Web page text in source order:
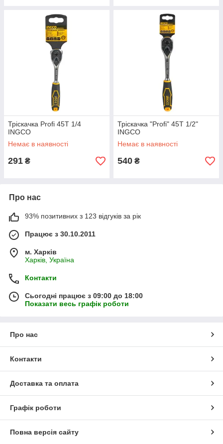
Тріскачка Profi 45T 1/4
INGCO
Немає в наявності
291 ₴
Тріскачка "Profi" 45T 1/2"
INGCO
Немає в наявності
540 ₴
Про нас
93% позитивних з 123 відгуків за рік
Працює з 30.10.2011
м. Харків
Харків, Україна
Контакти
Сьогодні працює з 09:00 до 18:00
Показати весь графік роботи
Про нас
Контакти
Доставка та оплата
Графік роботи
Повна версія сайту